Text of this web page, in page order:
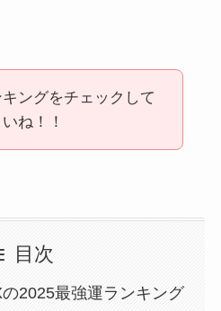
ングをチェックして
ね！！
目次
2025最強運ランキング